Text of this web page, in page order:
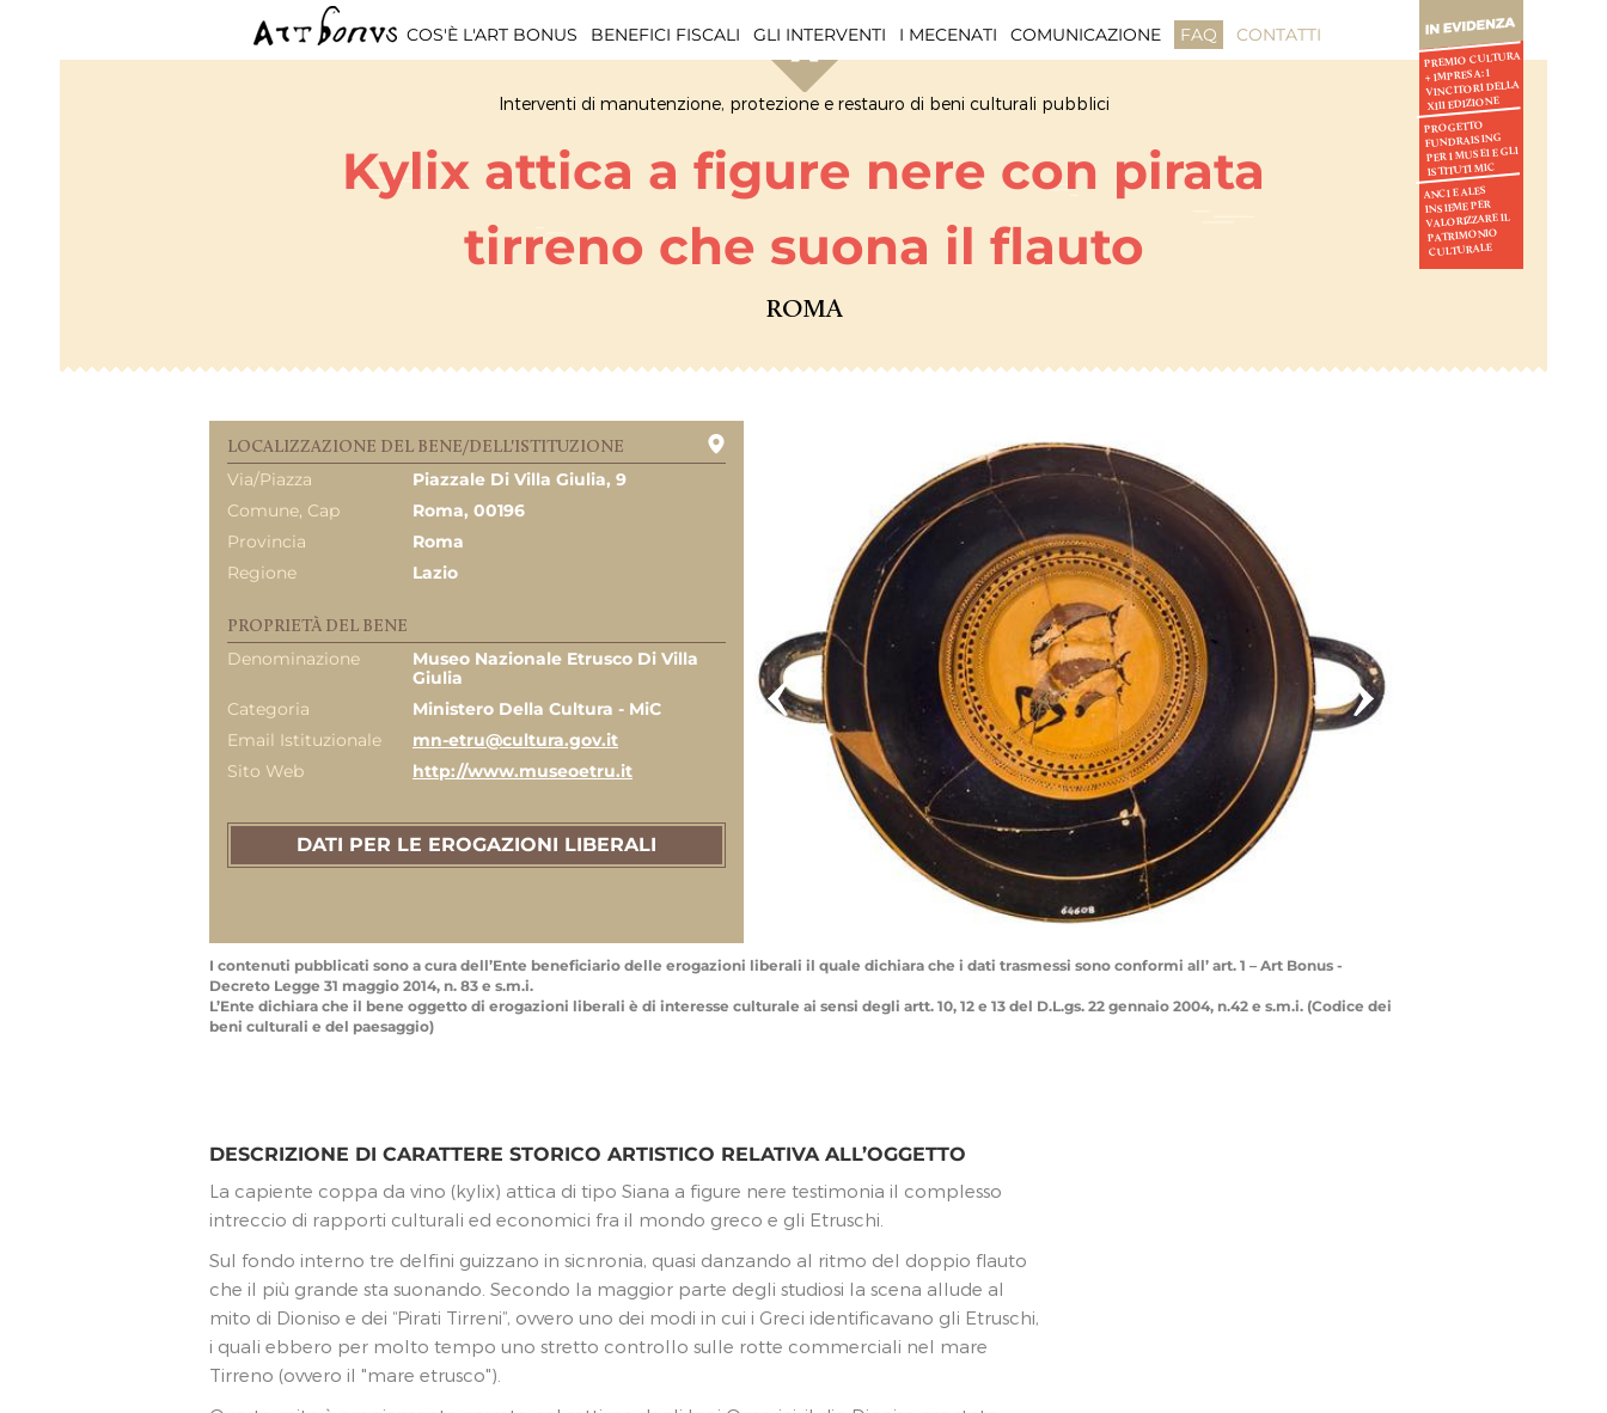
PREMIO CULTURA
+ IMPRESA: I
VINCITORI DELLA
XIII EDIZIONE
PROGETTO
FUNDRAISING
PER I MUSEI E GLI
ISTITUTI MIC
ANCI E ALES
INSIEME PER
VALORIZZARE IL
PATRIMONIO
CULTURALE
COS'È L'ART BONUS BENEFICI FISCALI GLI INTERVENTI I MECENATI COMUNICAZIONE FAQ CONTATTI
Interventi di manutenzione, protezione e restauro di beni culturali pubblici
Kylix attica a figure nere con pirata
tirreno che suona il flauto
ROMA
LOCALIZZAZIONE DEL BENE/DELL'ISTITUZIONE
Via/Piazza
Piazzale Di Villa Giulia, 9
Comune, Cap
Roma, 00196
Provincia
Roma
Regione
Lazio
PROPRIETÀ DEL BENE
Denominazione
Museo Nazionale Etrusco Di Villa
Giulia
Categoria
Ministero Della Cultura - MiC
Email Istituzionale
mn-etru@cultura.gov.it
Sito Web
http://www.museoetru.it
DATI PER LE EROGAZIONI LIBERALI
I contenuti pubblicati sono a cura dell’Ente beneficiario delle erogazioni liberali il quale dichiara che i dati trasmessi sono conformi all’ art. 1 – Art Bonus -
Decreto Legge 31 maggio 2014, n. 83 e s.m.i.
L’Ente dichiara che il bene oggetto di erogazioni liberali è di interesse culturale ai sensi degli artt. 10, 12 e 13 del D.L.gs. 22 gennaio 2004, n.42 e s.m.i. (Codice dei
beni culturali e del paesaggio)
DESCRIZIONE DI CARATTERE STORICO ARTISTICO RELATIVA ALL’OGGETTO
La capiente coppa da vino (kylix) attica di tipo Siana a figure nere testimonia il complesso
intreccio di rapporti culturali ed economici fra il mondo greco e gli Etruschi.
Sul fondo interno tre delfini guizzano in sicnronia, quasi danzando al ritmo del doppio flauto
che il più grande sta suonando. Secondo la maggior parte degli studiosi la scena allude al
mito di Dioniso e dei “Pirati Tirreni”, ovvero uno dei modi in cui i Greci identificavano gli Etruschi,
i quali ebbero per molto tempo uno stretto controllo sulle rotte commerciali nel mare
Tirreno (ovvero il "mare etrusco").